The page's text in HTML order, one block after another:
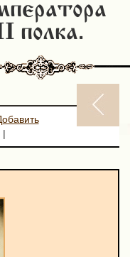
полка.
|